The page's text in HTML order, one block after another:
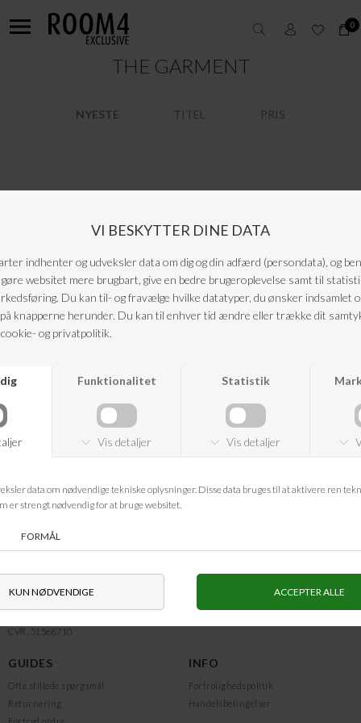
0
THE GARMENT
NYESTE TITEL PRIS
ROOM4 WEBSHOP
Tlf.nr.: +45 76 40 81 36
Man-fre: 11.00 - 13.00
Telefonerne er lukket lørdag og
søndag
CVR. 51568710
GUIDES
Ofte stillede spørgsmål
Returnering
INFO
Fortrolighedspolitik
Handelsbetingelser